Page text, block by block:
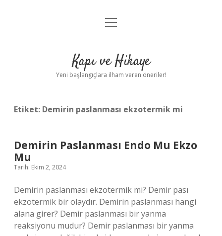
Anasayfa
Yasal Uyarı
menüyü
Kapı ve Hikaye
Yeni başlangıçlara ilham veren öneriler!
Etiket: Demirin paslanması ekzotermik mi
Demirin Paslanması Endo Mu Ekzo
Mu
Tarih: Ekim 2, 2024
Demirin paslanması ekzotermik mi? Demir pası
ekzotermik bir olaydır. Demirin paslanması hangi
alana girer? Demir paslanması bir yanma
reaksiyonu mudur? Demir paslanması bir yanma